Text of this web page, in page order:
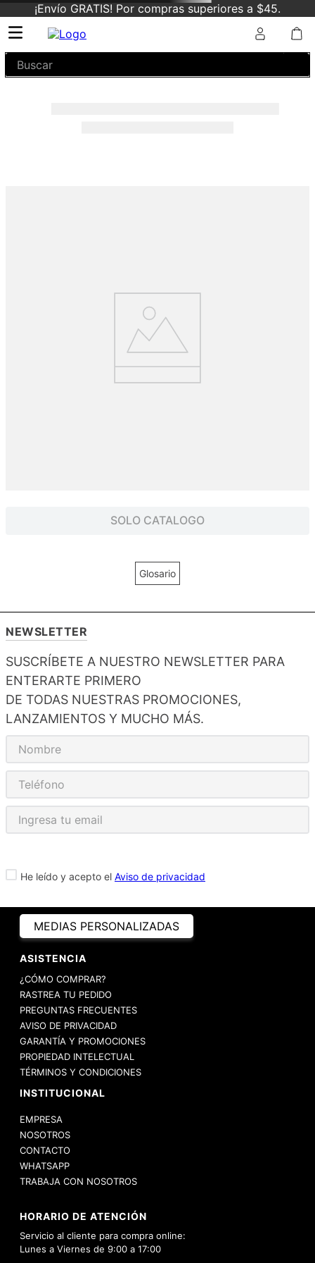
¡Envío GRATIS! Por compras superiores a $45.
Buscar
SOLO CATALOGO
Glosario
NEWSLETTER
SUSCRÍBETE A NUESTRO NEWSLETTER PARA
ENTERARTE PRIMERO
DE TODAS NUESTRAS PROMOCIONES,
LANZAMIENTOS Y MUCHO MÁS.
He leído y acepto el Aviso de privacidad
MEDIAS PERSONALIZADAS
ASISTENCIA
¿CÓMO COMPRAR?
RASTREA TU PEDIDO
PREGUNTAS FRECUENTES
AVISO DE PRIVACIDAD
GARANTÍA Y PROMOCIONES
PROPIEDAD INTELECTUAL
TÉRMINOS Y CONDICIONES
INSTITUCIONAL
EMPRESA
NOSOTROS
CONTACTO
WHATSAPP
TRABAJA CON NOSOTROS
HORARIO DE ATENCIÓN
Servicio al cliente para compra online:
Lunes a Viernes de 9:00 a 17:00